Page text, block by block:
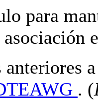
para
anteriores
. (